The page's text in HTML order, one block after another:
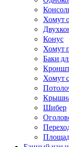
Хомут
Конус
Хомут
Баки
Хомут
Шибер